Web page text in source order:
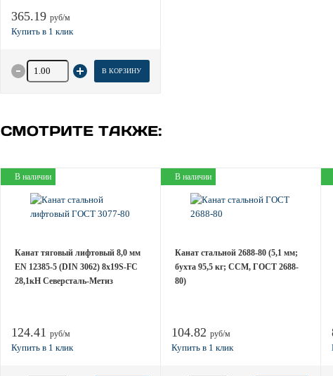
365.19 руб/м
Количество товара В КОРЗИНУ
СМОТРИТЕ ТАКЖЕ:
В наличии
Канат тяговый лифтовый 8,0 мм
EN 12385-5 (DIN 3062) 8х19S-FC
28,1кН Северсталь-Метиз
124.41 руб/м
В наличии
Канат стальной 2688-80 (5,1 мм;
бухта 95,5 кг; ССМ, ГОСТ 2688-
80)
104.82 руб/м